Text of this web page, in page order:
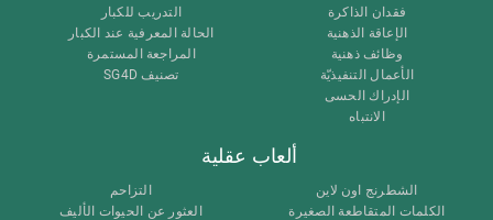
فقدان الذاكرة
الإعاقة الذهنية
وظائف ذهنية
الأعمال التنفيذيّة
الإدراك الحسى
الانتباه
التدريب للكبار
الحالة المعرفية عند الكبار
المراجعة المستمرة
تصنيف SG4D
ألعاب عقلية
الشطرنج اون لاين
الكلمات المتقاطعة الصغيرة
التزاحم
العثور عن الحيوات الأليف